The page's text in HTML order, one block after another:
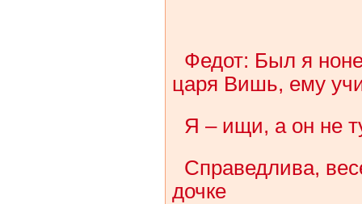
Федот: Был я
царя Вишь, ему
Я – ищи, а он не
Справедлива,
дочке